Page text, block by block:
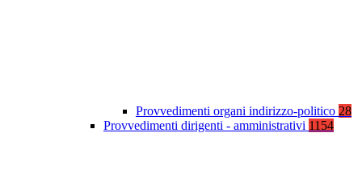
Provvedimenti organi indirizzo-politico 28
Provvedimenti dirigenti - amministrativi 1154